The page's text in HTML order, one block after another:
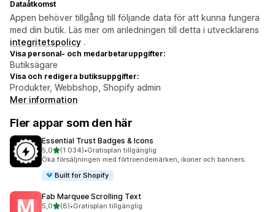
Dataåtkomst
Appen behöver tillgång till följande data för att kunna fungera
med din butik. Läs mer om anledningen till detta i utvecklarens
integritetspolicy .
Visa personal- och medarbetaruppgifter:
Butiksägare
Visa och redigera butiksuppgifter:
Produkter, Webbshop, Shopify admin
Mer information
Fler appar som den här
Essential Trust Badges & Icons
5,0av 5 stjärnor
(1 034)
1034 recensioner totalt
•Gratisplan tillgänglig
Öka försäljningen med förtroendemärken, ikoner och banners.
Built for Shopify
Fab Marquee Scrolling Text
5,0av 5 stjärnor
(8)
8 recensioner totalt
•Gratisplan tillgänglig